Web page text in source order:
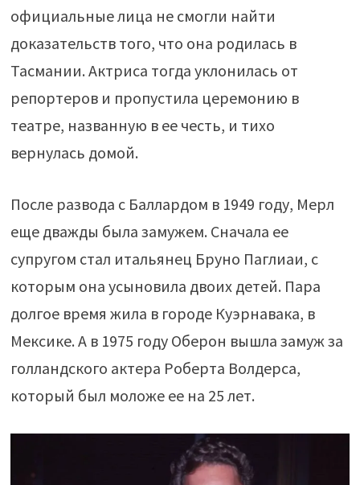
официальные лица не смогли найти
доказательств того, что она родилась в
Тасмании. Актриса тогда уклонилась от
репортеров и пропустила церемонию в
театре, названную в ее честь, и тихо
вернулась домой.
После развода с Баллардом в 1949 году, Мерл
еще дважды была замужем. Сначала ее
супругом стал итальянец Бруно Паглиаи, с
которым она усыновила двоих детей. Пара
долгое время жила в городе Куэрнавака, в
Мексике. А в 1975 году Оберон вышла замуж за
голландского актера Роберта Волдерса,
который был моложе ее на 25 лет.